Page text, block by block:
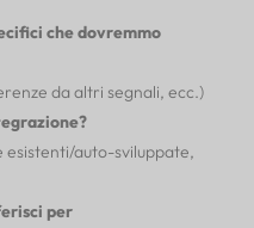
che dovremmo
da altri segnali, ecc.)
auto-sviluppate,
per